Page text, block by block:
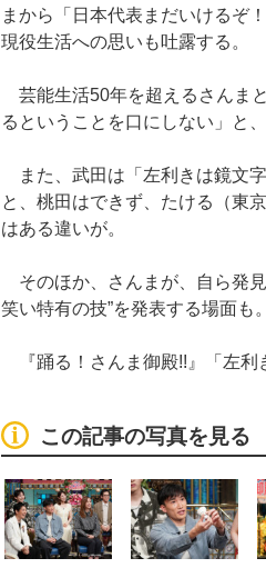
まから「日本代表まだいけるぞ
現役生活への思いも吐露する。
芸能生活50年を超えるさんま
るということを口にしない」と
また、武田は「左利きは鏡文
と、桃田はできず、たける（東
はある違いが。
そのほか、さんまが、自ら発
笑い特有の技”を発表する場面も。
『踊る！さんま御殿!!』「左利
この記事の写真を見る